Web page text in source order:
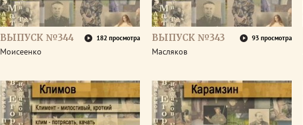
ВЫПУСК №344 182 просмотра
Моисеенко
ВЫПУСК №343 93 просмотра
Масляков